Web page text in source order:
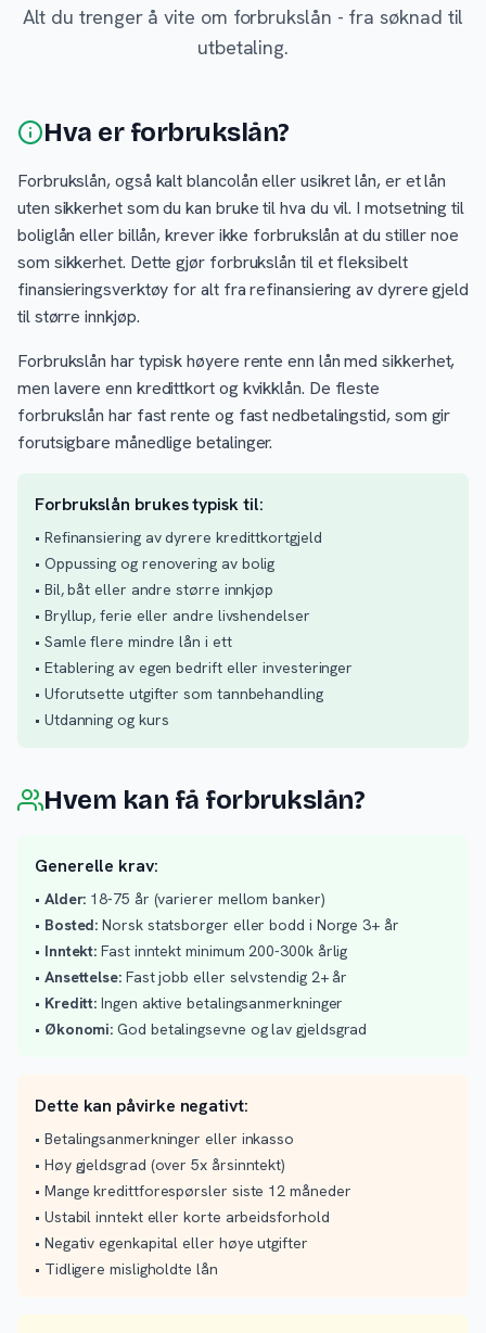
Alt du trenger å vite om forbrukslån - fra søknad til
utbetaling.
Hva er forbrukslån?
Forbrukslån, også kalt blancolån eller usikret lån, er et lån
uten sikkerhet som du kan bruke til hva du vil. I motsetning til
boliglån eller billån, krever ikke forbrukslån at du stiller noe
som sikkerhet. Dette gjør forbrukslån til et fleksibelt
finansieringsverktøy for alt fra refinansiering av dyrere gjeld
til større innkjøp.
Forbrukslån har typisk høyere rente enn lån med sikkerhet,
men lavere enn kredittkort og kvikklån. De fleste
forbrukslån har fast rente og fast nedbetalingstid, som gir
forutsigbare månedlige betalinger.
Forbrukslån brukes typisk til:
• Refinansiering av dyrere kredittkortgjeld
• Oppussing og renovering av bolig
• Bil, båt eller andre større innkjøp
• Bryllup, ferie eller andre livshendelser
• Samle flere mindre lån i ett
• Etablering av egen bedrift eller investeringer
• Uforutsette utgifter som tannbehandling
• Utdanning og kurs
Hvem kan få forbrukslån?
Generelle krav:
• Alder: 18-75 år (varierer mellom banker)
• Bosted: Norsk statsborger eller bodd i Norge 3+ år
• Inntekt: Fast inntekt minimum 200-300k årlig
• Ansettelse:Fast jobb eller selvstendig 2+ år
• Kreditt: Ingen aktive betalingsanmerkninger
• Økonomi: God betalingsevne og lav gjeldsgrad
Dette kan påvirke negativt:
• Betalingsanmerkninger eller inkasso
• Høy gjeldsgrad (over 5x årsinntekt)
• Mange kredittforespørsler siste 12 måneder
• Ustabil inntekt eller korte arbeidsforhold
• Negativ egenkapital eller høye utgifter
• Tidligere misligholdte lån